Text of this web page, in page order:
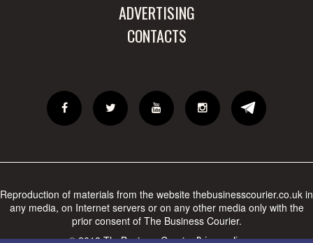
CONTACTS
ADVERTISING
Reproduction of materials from the website thebusinesscourier.co.uk in
any media, on Internet servers or on any other media only with the
prior consent of The Business Courier.
© 2018 TheBusinessCourierPrivacy policy